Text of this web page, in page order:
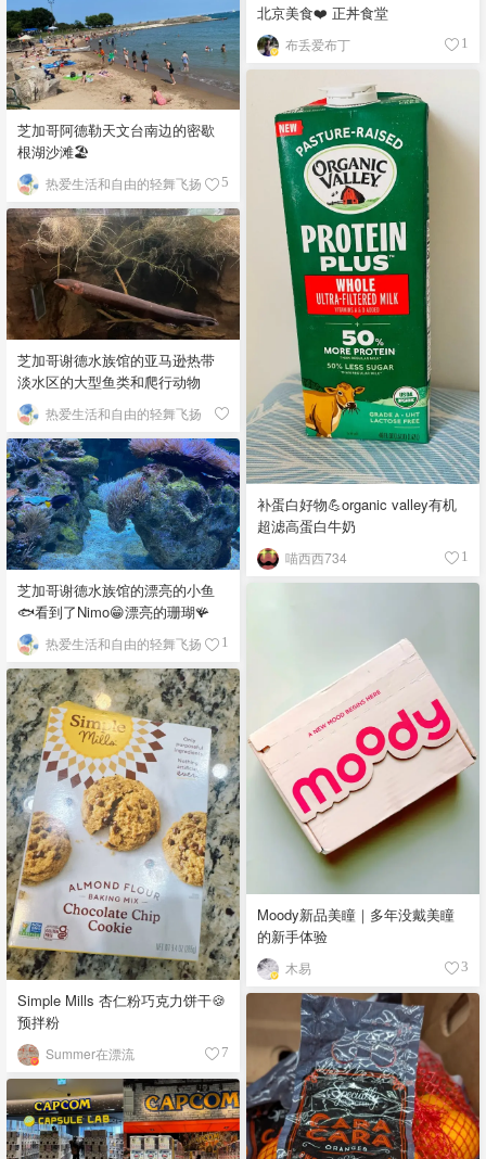
北京美食❤️ 正丼食堂
布丢爱布丁 1
芝加哥阿德勒天文台南边的密歇
根湖沙滩🏖️
热爱生活和自由的轻舞飞扬 5
补蛋白好物💪organic valley有机
超滤高蛋白牛奶
喵西西734 1
芝加哥谢德水族馆的亚马逊热带
淡水区的大型鱼类和爬行动物
热爱生活和自由的轻舞飞扬
芝加哥谢德水族馆的漂亮的小鱼
🐟看到了Nimo😁漂亮的珊瑚🪸
热爱生活和自由的轻舞飞扬 1
Moody新品美瞳｜多年没戴美瞳
的新手体验
木易 3
Simple Mills 杏仁粉巧克力饼干🍪
预拌粉
Summer在漂流 7